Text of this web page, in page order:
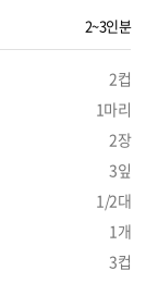
2~3인분
2컵
1마리
2장
3잎
1/2대
1개
3컵